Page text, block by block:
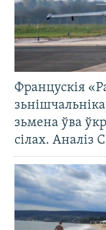
Францускія
зьмена ўва
сілах. Аналіз